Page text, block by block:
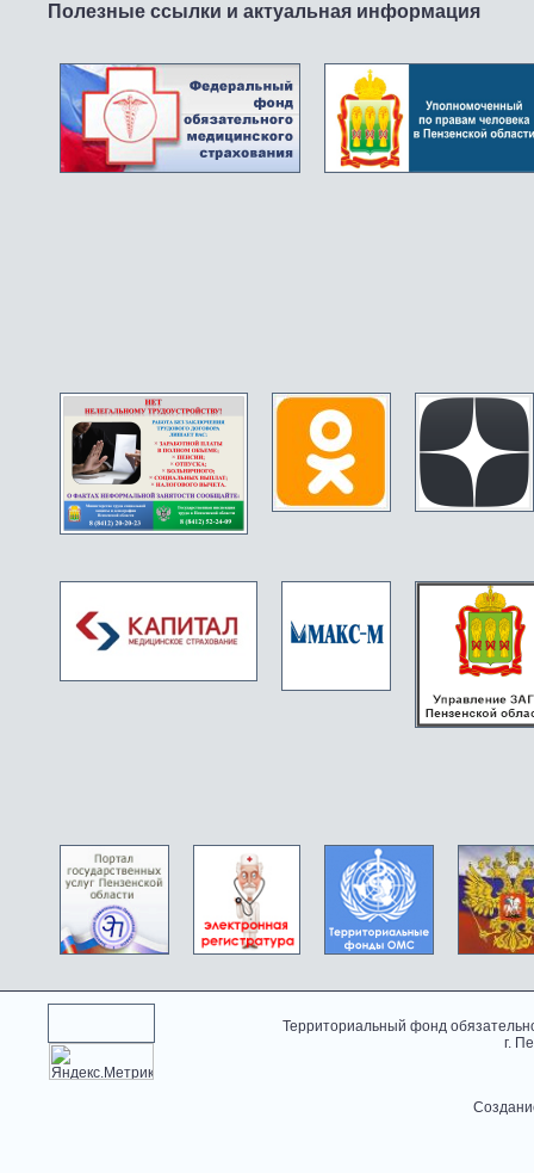
Полезные ссылки и актуальная информация
Территориальный фонд
г.